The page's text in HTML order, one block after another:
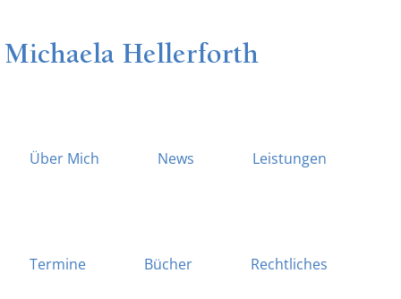
Inhalt
springen
Über Mich News Leistungen
Termine Bücher Rechtliches